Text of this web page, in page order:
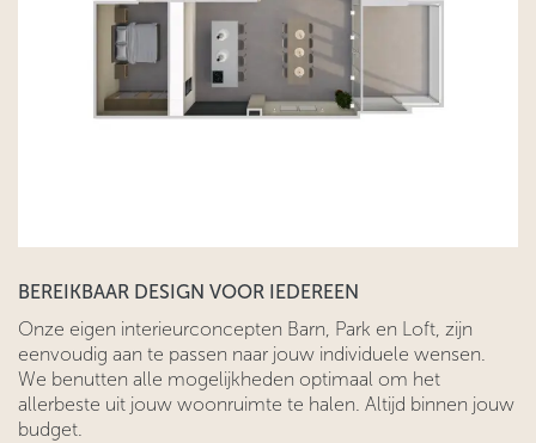
BEREIKBAAR DESIGN VOOR IEDEREEN
Onze eigen interieurconcepten Barn, Park en Loft, zijn
eenvoudig aan te passen naar jouw individuele wensen.
We benutten alle mogelijkheden optimaal om het
allerbeste uit jouw woonruimte te halen. Altijd binnen jouw
budget.